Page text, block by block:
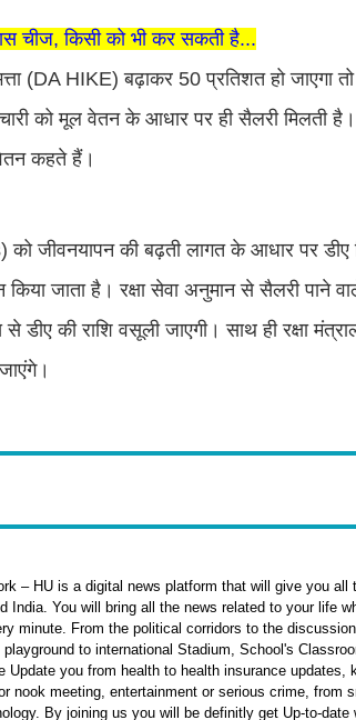
चीज, किसी को भी कर सकती है...
(DA HIKE) बढ़ाकर 50 प्रतिशत हो जाएगा
को मूल वेतन के आधार पर ही सैलरी मिलती
कहते हैं।
को जीवनयापन की बढ़ती लागत के आधार पर डीए
जाता है। रक्षा सेवा अनुमान से सैलरी पाने
डीए की राशि वसूली जाएगी। साथ ही रक्षा
– HU is a digital news platform that will give you all
India. You will bring all the news related to your life
minute. From the political corridors to the
to international Stadium, School's
Update you from health to health insurance updates,
nook meeting, entertainment or serious crime, from
By joining us you will be definitly get Up-to-date